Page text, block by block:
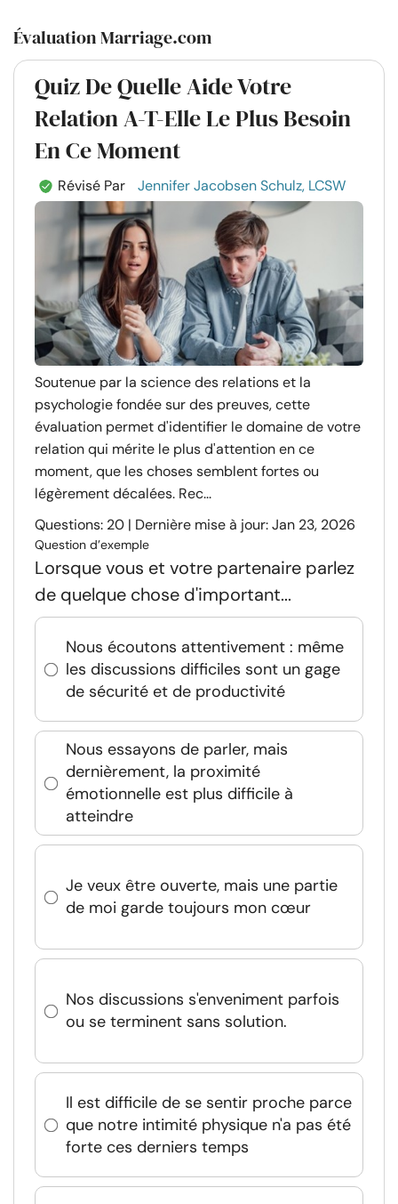
Évaluation Marriage.com
Quiz De Quelle Aide Votre
Relation A-T-Elle Le Plus Besoin
En Ce Moment
Révisé Par Jennifer Jacobsen Schulz, LCSW
Soutenue par la science des relations et la
psychologie fondée sur des preuves, cette
évaluation permet d'identifier le domaine de votre
relation qui mérite le plus d'attention en ce
moment, que les choses semblent fortes ou
légèrement décalées. Rec...
Questions: 20 | Dernière mise à jour: Jan 23, 2026
Question d’exemple
Lorsque vous et votre partenaire parlez
de quelque chose d'important...
Nous écoutons attentivement : même
les discussions difficiles sont un gage
de sécurité et de productivité
Nous essayons de parler, mais
dernièrement, la proximité
émotionnelle est plus difficile à
atteindre
Je veux être ouverte, mais une partie
de moi garde toujours mon cœur
Nos discussions s'enveniment parfois
ou se terminent sans solution.
Il est difficile de se sentir proche parce
que notre intimité physique n'a pas été
forte ces derniers temps